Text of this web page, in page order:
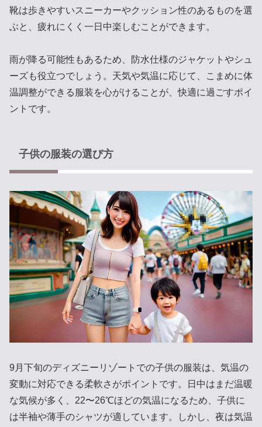
靴は歩きやすいスニーカーやクッション性のあるものを選
ぶと、疲れにくく一日中楽しむことができます。
雨が降る可能性もあるため、防水仕様のジャケットやシュ
ーズも役立つでしょう。天気や気温に応じて、こまめに体
温調整ができる服装を心がけることが、快適に過ごすポイ
ントです。
子供の服装の選び方
9月下旬のディズニーリゾートでの子供の服装は、気温の
変動に対応できる柔軟さがポイントです。日中はまだ温暖
な気候が多く、22〜26℃ほどの気温になるため、子供に
は半袖や薄手のシャツが適しています。しかし、夜は気温